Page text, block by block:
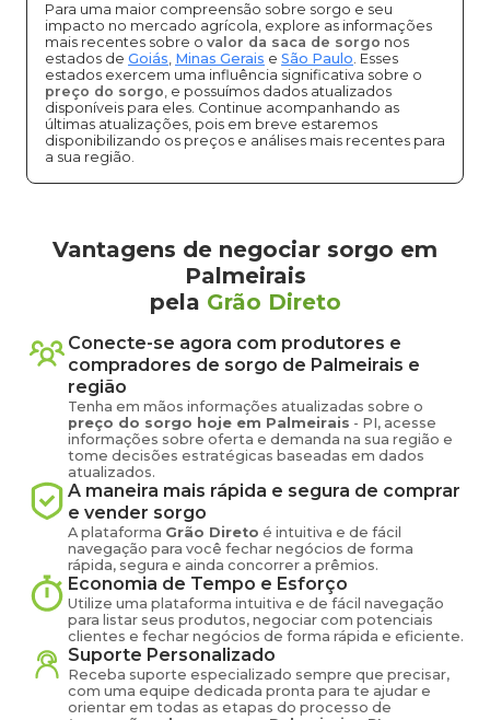
Para uma maior compreensão sobre sorgo e seu
impacto no mercado agrícola, explore as informações
mais recentes sobre o valor da saca de sorgo nos
estados de Goiás, Minas Gerais e São Paulo. Esses
estados exercem uma influência significativa sobre o
preço do sorgo, e possuímos dados atualizados
disponíveis para eles. Continue acompanhando as
últimas atualizações, pois em breve estaremos
disponibilizando os preços e análises mais recentes para
a sua região.
Vantagens de negociar sorgo em
Palmeirais
pela Grão Direto
Conecte-se agora com produtores e
compradores de sorgo de Palmeirais e
região
Tenha em mãos informações atualizadas sobre o
preço do sorgo hoje em Palmeirais - PI, acesse
informações sobre oferta e demanda na sua região e
tome decisões estratégicas baseadas em dados
atualizados.
A maneira mais rápida e segura de comprar
e vender sorgo
A plataforma Grão Direto é intuitiva e de fácil
navegação para você fechar negócios de forma
rápida, segura e ainda concorrer a prêmios.
Economia de Tempo e Esforço
Utilize uma plataforma intuitiva e de fácil navegação
para listar seus produtos, negociar com potenciais
clientes e fechar negócios de forma rápida e eficiente.
Suporte Personalizado
Receba suporte especializado sempre que precisar,
com uma equipe dedicada pronta para te ajudar e
orientar em todas as etapas do processo de